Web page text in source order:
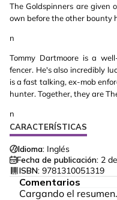
The Goldspinners are given
own before the other bounty
n
Tommy Dartmoore is a
fencer. He's also incredibly
is a fast talking, ex-mob
hunter. Together, they are
n
CARACTERÍSTICAS
Idioma: Inglés
Fecha de publicación: 2
ISBN: 9781310051319
Comentarios
Cargando el